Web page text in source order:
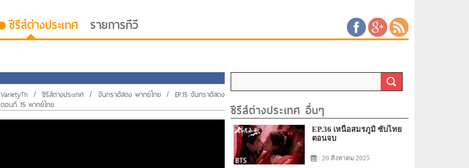
ซีรีส์ต่างประเทศ รายการทีวี
VarietyTh / ซีรีส์ต่างประเทศ / จันทราอัสดง พากย์ไทย / EP.15 จันทราอัสดง
ตอนที่ 15 พากย์ไทย
ซีรีส์ต่างประเทศ อื่นๆ
EP.36 เหนือสมรภูมิ ซับไทย
ตอนจบ
: 20 สิงหาคม 2025